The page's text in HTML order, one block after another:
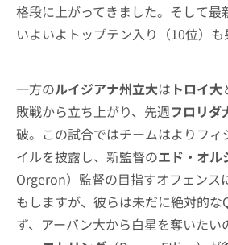
格段に上がってきました。そして最
いよいよトップテン入り（10位）も
一方のルイジアナ州立大は トロイ大
敗戦から立ち上がり、先週フロリダ
破。この試合ではチームはよりフィ
イルを披露し、新監督のエド・オル
Orgeron）監督の目指すオフェンス
もしますが、彼らは未だに絶対的な
ず、アーバン大から白星を奪いたい